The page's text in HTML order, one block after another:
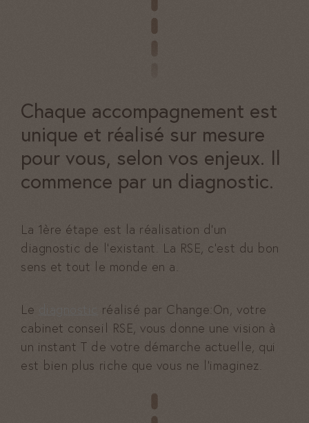
Chaque accompagnement est
unique et réalisé sur mesure
pour vous, selon vos enjeux. Il
commence par un diagnostic.
La 1ère étape est la réalisation d’un
diagnostic de l’existant. La RSE, c’est du bon
sens et tout le monde en a.
Le
réalisé par Change:On, votre
cabinet conseil RSE, vous donne une vision à
un instant T de votre démarche actuelle, qui
est bien plus riche que vous ne l’imaginez.